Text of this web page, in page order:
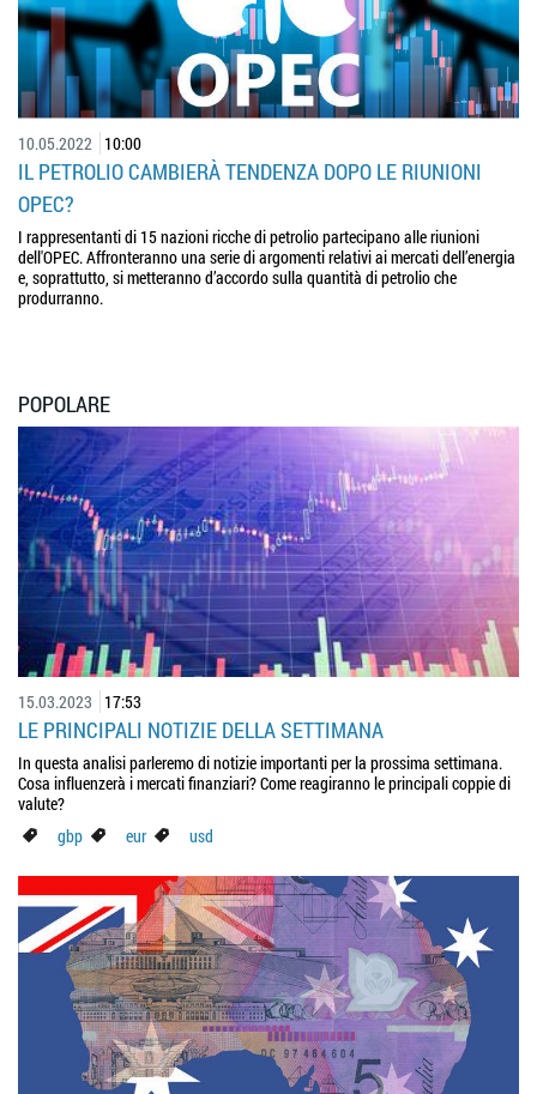
10.05.2022 10:00
IL PETROLIO CAMBIERÀ TENDENZA DOPO LE RIUNIONI
OPEC?
I rappresentanti di 15 nazioni ricche di petrolio partecipano alle riunioni
dell'OPEC. Affronteranno una serie di argomenti relativi ai mercati dell’energia
e, soprattutto, si metteranno d’accordo sulla quantità di petrolio che
produrranno.
POPOLARE
15.03.2023 17:53
LE PRINCIPALI NOTIZIE DELLA SETTIMANA
In questa analisi parleremo di notizie importanti per la prossima settimana.
Cosa influenzerà i mercati finanziari? Come reagiranno le principali coppie di
valute?
gbp
eur usd